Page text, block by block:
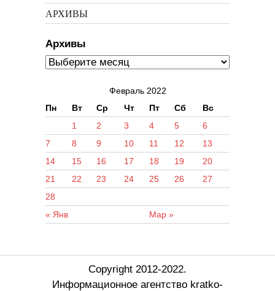
АРХИВЫ
Архивы
Февраль 2022
Пн
Вт Ср Чт Пт Сб Вс
« Янв Мар »
1 2 3 4 5
6
7
8 9 10 11 12
13
14
15 16 17 18 19
20
21
22 23 24 25 26
27
28
Copyright 2012-2022.
Информационное агентство kratko-